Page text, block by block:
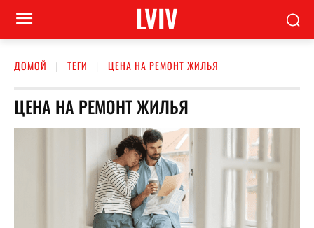
LVIV
ДОМОЙ ТЕГИ ЦЕНА НА РЕМОНТ ЖИЛЬЯ
ЦЕНА НА РЕМОНТ ЖИЛЬЯ